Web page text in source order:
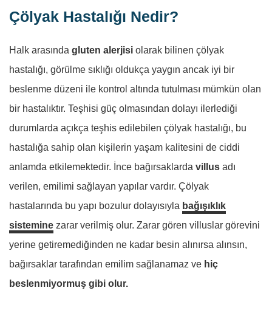
Çölyak Hastalığı Nedir?
Halk arasında gluten alerjisi olarak bilinen çölyak
hastalığı, görülme sıklığı oldukça yaygın ancak iyi bir
beslenme düzeni ile kontrol altında tutulması mümkün olan
bir hastalıktır. Teşhisi güç olmasından dolayı ilerlediği
durumlarda açıkça teşhis edilebilen çölyak hastalığı, bu
hastalığa sahip olan kişilerin yaşam kalitesini de ciddi
anlamda etkilemektedir. İnce bağırsaklarda villus adı
verilen, emilimi sağlayan yapılar vardır. Çölyak
hastalarında bu yapı bozulur dolayısıyla bağışıklık
sistemine zarar verilmiş olur. Zarar gören villuslar görevini
yerine getiremediğinden ne kadar besin alınırsa alınsın,
bağırsaklar tarafından emilim sağlanamaz ve hiç
beslenmiyormuş gibi olur.